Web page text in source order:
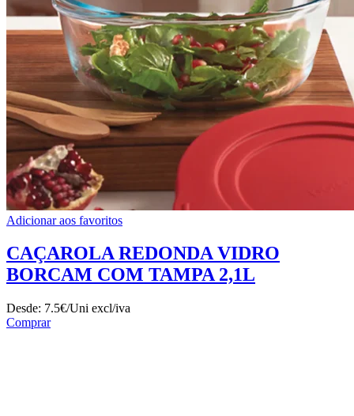
Adicionar aos favoritos
CAÇAROLA REDONDA VIDRO
BORCAM COM TAMPA 2,1L
Desde: 7.5€/Uni excl/iva
Comprar